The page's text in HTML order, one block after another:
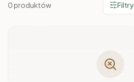
0produktów Filtry